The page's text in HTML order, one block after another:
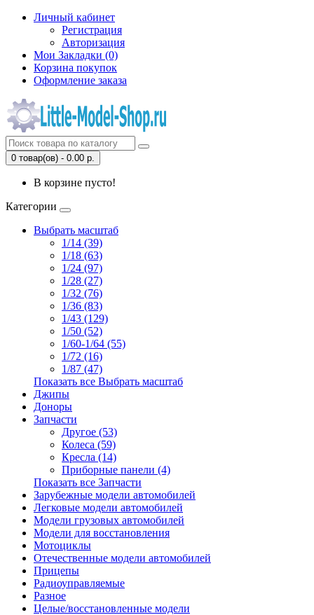
Личный кабинет
Регистрация
Авторизация
Мои Закладки (0)
Корзина покупок
Оформление заказа
0 товар(ов) - 0.00 р.
В корзине пусто!
Категории
Выбрать масштаб
1/14 (39)
1/18 (63)
1/24 (97)
1/28 (27)
1/32 (76)
1/36 (83)
1/43 (129)
1/50 (52)
1/60-1/64 (55)
1/72 (16)
1/87 (47)
Показать все Выбрать масштаб
Джипы
Доноры
Запчасти
Другое (53)
Колеса (59)
Кресла (14)
Приборные панели (4)
Показать все Запчасти
Зарубежные модели автомобилей
Легковые модели автомобилей
Модели грузовых автомобилей
Модели для восстановления
Мотоциклы
Отечественные модели автомобилей
Прицепы
Радиоуправляемые
Разное
Целые/восстановленные модели